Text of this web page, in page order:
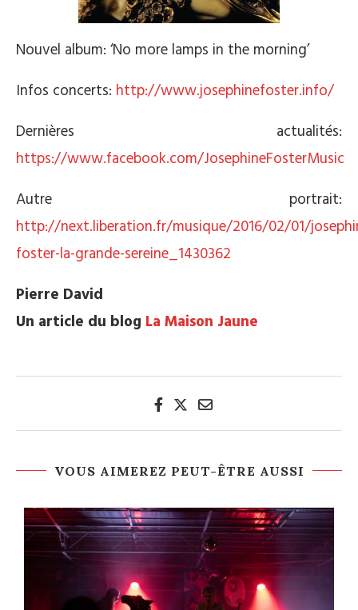
Nouvel album: ‘No more lamps in the morning’
Infos concerts: http://www.josephinefoster.info/
Dernières actualités:
https://www.facebook.com/JosephineFosterMusic
Autre portrait:
http://next.liberation.fr/musique/2016/02/01/
foster-la-grande-sereine_1430362
Pierre David
Un article du blog La Maison Jaune
VOUS AIMEREZ PEUT-ÊTRE AUSSI